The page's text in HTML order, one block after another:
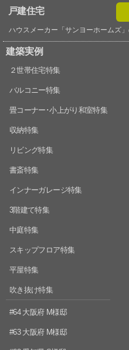
戸建住宅
ハウスメーカー「サンヨーホームズ
建築実例
２世帯住宅特集
バルコニー特集
畳コーナー･小上がり和室特集
収納特集
リビング特集
書斎特集
インナーガレージ特集
3階建て特集
中庭特集
スキップフロア特集
平屋特集
吹き抜け特集
#64 大阪府 M様邸
#63 大阪府 M様邸